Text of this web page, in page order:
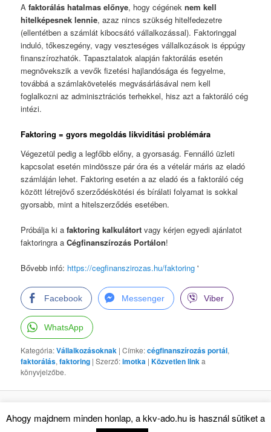
Afaktorálás hatalmas előnye, hogy cégéneknem kell
hitelképesnek lennie, azaz nincs szükség hitelfedezetre
(ellentétben a számlát kibocsátó vállalkozással). Faktoringgal
induló, tőkeszegény, vagy veszteséges vállalkozások is éppúgy
finanszírozhatók. Tapasztalatok alapján faktorálás esetén
megnövekszik a vevők fizetési hajlandósága és fegyelme,
továbbá a számlakövetelés megvásárlásával nem kell
foglalkozni az adminisztrációs terhekkel, hisz azt a faktoráló cég
intézi.
Faktoring = gyors megoldás likviditási problémára
Végezetül pedig a legfőbb előny, a gyorsaság. Fennálló üzleti
kapcsolat esetén mindössze pár óra és a vételár máris az eladó
számláján lehet. Faktoring esetén a az eladó és a faktoráló cég
között létrejövő szerződéskötési és bírálati folyamat is sokkal
gyorsabb, mint a hitelszerződés esetében.
Próbálja ki afaktoring kalkulátort vagy kérjen egyedi ajánlatot
faktoringra aCégfinanszírozás Portálon!
Bővebb infó: https://cegfinanszirozas.hu/faktoring '
Facebook Messenger Viber
WhatsApp
Kategória:Vállalkozásoknak | Címke:cégfinanszírozás portál,
faktorálás,faktoring | Szerző:imotka |Közvetlen linka
könyvjelzőbe.
Köszönjük WordPress!
Ahogy majdnem minden honlap, a kkv-ado.hu is használ sütiket a